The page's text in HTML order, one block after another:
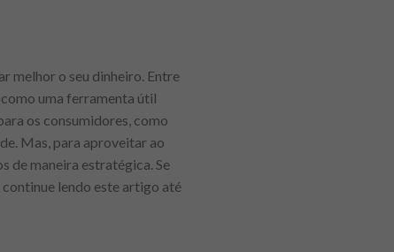
melhor o seu dinheiro. Entre
uma ferramenta útil
os consumidores, como
Mas, para aproveitar ao
de maneira estratégica. Se
lendo este artigo até